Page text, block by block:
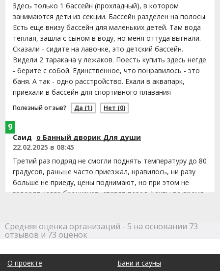
Здесь только 1 бассейн (прохладный), в котором
занимаются дети из секции. Бассейн разделен на полосы.
Есть еще внизу бассейн для маленьких детей. Там вода
теплая, зашла с сыном в воду, но меня оттуда выгнали.
Сказали - сидите на лавочке, это детский бассейн.
Видели 2 таракана у лежаков. Поесть купить здесь негде
- берите с собой. Единственное, что понравилось - это
баня. А так - одно расстройство. Ехали в аквапарк,
приехали в бассейн для спортивного плавания
Полезный отзыв? Да (1) Нет (0)
Саид о Банный дворик Для души
22.02.2025 в 08:45
Третий раз подряд не смогли поднять температуру до 80
градусов, раньше часто приезжал, нравилось, ни разу
больше не приеду, цены поднимают, но при этом не
говорят когда бронирует, ставят перед факты во время
9
9
Средняя оценка организаций - 5 на основании 73
отзывов и 73 оценок
О проекте
Бани и сауны